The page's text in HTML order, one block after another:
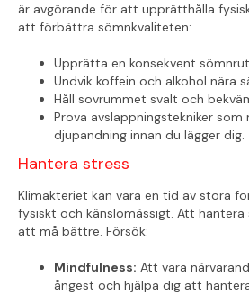
är avgörande för att upprätthålla
att förbättra sömnkvaliteten:
Upprätta en konsekvent
Undvik koffein och alkohol nära
Håll sovrummet svalt och
Prova avslappningstekniker
djupandning innan du lägger dig.
Hantera stress
Klimakteriet kan vara en tid av stora
fysiskt och känslomässigt. Att hantera
att må bättre. Försök:
Mindfulness: Att vara
ångest och hjälpa dig att